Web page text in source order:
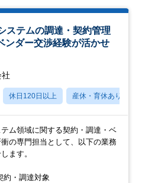
ステムの調達・契約管理
ンダー交渉経験が活かせ
休日120日以上 産休・育休あり
ム領域に関する契約・調達・ベ
の専門担当として、以下の業務
ます。
・調達対象